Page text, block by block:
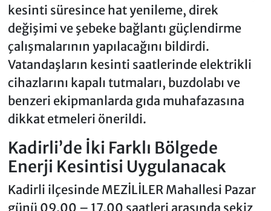
kesinti süresince hat yenileme, direk
değişimi ve şebeke bağlantı güçlendirme
çalışmalarının yapılacağını bildirdi.
Vatandaşların kesinti saatlerinde elektrikli
cihazlarını kapalı tutmaları, buzdolabı ve
benzeri ekipmanlarda gıda muhafazasına
dikkat etmeleri önerildi.
Kadirli’de İki Farklı Bölgede
Enerji Kesintisi Uygulanacak
Kadirli ilçesinde MEZİLİLER Mahallesi Pazar
günü 09.00 – 17.00 saatleri arasında sekiz